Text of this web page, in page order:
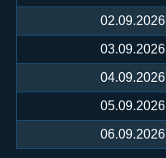
02.09.2026
03.09.2026
04.09.2026
05.09.2026
06.09.2026